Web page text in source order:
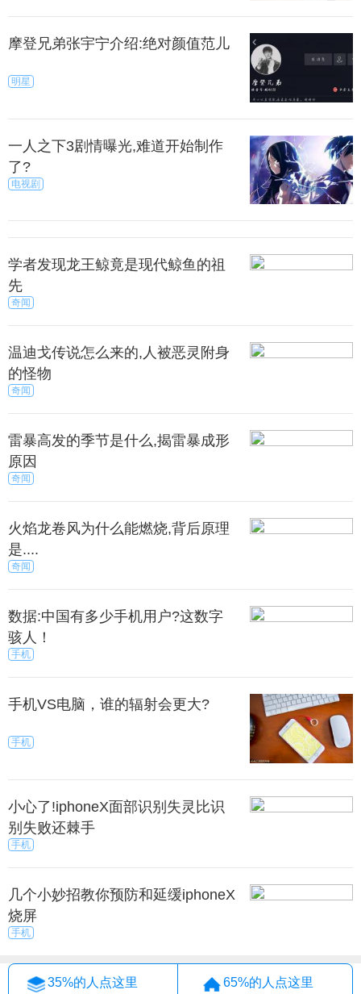
这个爱心捐赠不止是行走捐，还有很多非常有意
义的爱心捐赠项目，这些项目是都可以做的，每天做
一次公益是不是也是非常有意义呢？
料不是很多，但是也确实是一个快速获得饲料的方
法，每天多登陆几次蚂蚁庄园，随时查看好友状态，
驱赶一次小鸡大约有20g左右的饲料可以获得。
所述，我们每天至少可以领540g小鸡饲料，这些
饲料绝对够小鸡吃一天的。需要注意的是，小鸡饲料
最多可以收540g，所以，领取了饲料之后可千万别攒
着，抓紧喂小鸡才是最重要的。
如果你实在是不太怎么使用支付宝，还有一个方
法帮你养小鸡，那就是让你的小鸡去朋友那里蹭饭吃
吧，虽然蹭饭是个技术活，但是总比没有的吃好。
蹭饭是需要蹭饭卡的，如果没有蹭饭卡是没法到
蹭饭卡就是玩星星球获得的奖励，每次只有一次奖
励，只要足够的分就可以获得两张蹭饭卡。
摩登兄弟张宇宁介绍:绝对颜值范儿
明星
一人之下3剧情曝光,难道开始制作
了?
电视剧
学者发现龙王鲸竟是现代鲸鱼的祖
先
奇闻
温迪戈传说怎么来的,人被恶灵附身
的怪物
奇闻
雷暴高发的季节是什么,揭雷暴成形
原因
奇闻
火焰龙卷风为什么能燃烧,背后原理
是....
奇闻
数据:中国有多少手机用户?这数字
骇人！
手机
手机VS电脑，谁的辐射会更大?
手机
小心了!iphoneX面部识别失灵比识
别失败还棘手
手机
几个小妙招教你预防和延缓iphoneX
烧屏
手机
35%的人点这里 65%的人点这里